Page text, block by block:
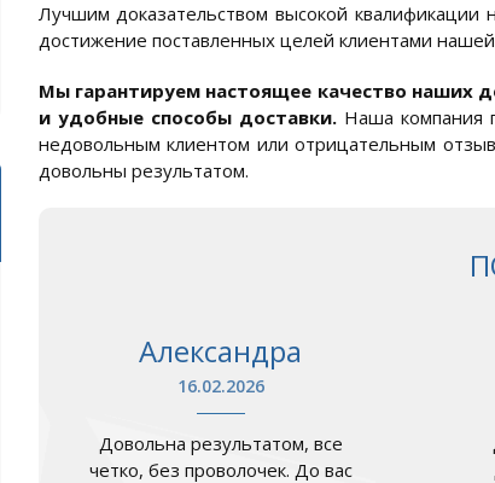
Лучшим доказательством высокой квалификации
достижение поставленных целей клиентами
Мы гарантируем настоящее качество наших
и удобные способы доставки.Наша компания
недовольным клиентом или отрицательным
довольны результатом.
Александра
16.02.2026
Довольна результатом, все
четко, без проволочек. До вас